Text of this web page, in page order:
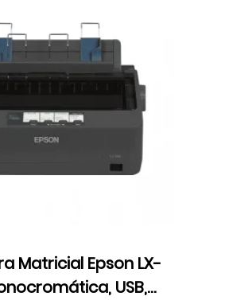
Matricial Epson LX-
USB,